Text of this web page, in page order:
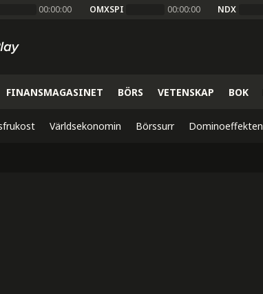
00:00:00 OMXSPI 00:00:00 NDX
FINANSMAGASINET BÖRS VETENSKAP BOK
Världsekonomin Börssurr Dominoeffekten